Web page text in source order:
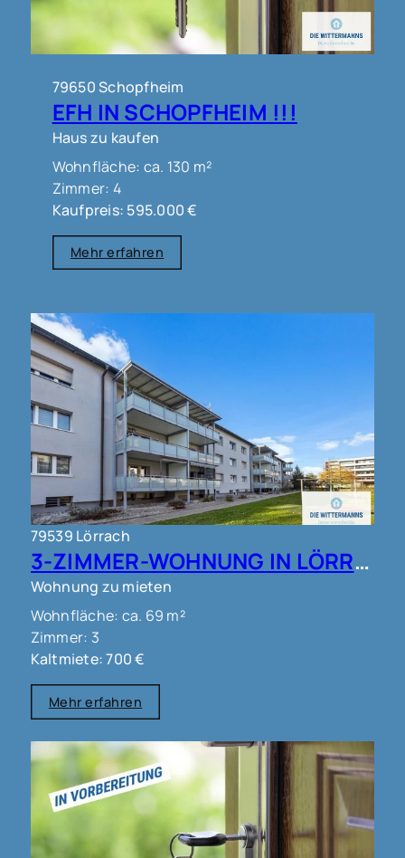
79650 Schopfheim
EFH IN SCHOPFHEIM !!!
Haus zu kaufen
Wohnfläche: ca. 130 m²
Zimmer: 4
Kaufpreis: 595.000 €
Mehr erfahren
79539 Lörrach
3-ZIMMER-WOHNUNG IN LÖRRACH !!!
Wohnung zu mieten
Wohnfläche: ca. 69 m²
Zimmer: 3
Kaltmiete: 700 €
Mehr erfahren